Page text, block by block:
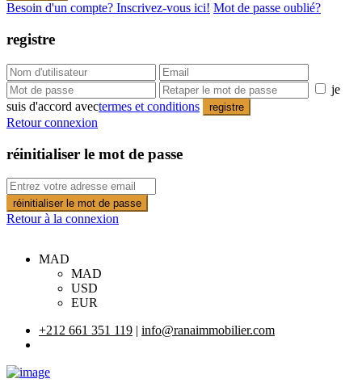
Besoin d'un compte? Inscrivez-vous ici! Mot de passe oublié?
registre
je
suis d'accord avectermes et conditions registre
Retour connexion
réinitialiser le mot de passe
réinitialiser le mot de passe
Retour à la connexion
MAD
MAD
USD
EUR
+212 661 351 119 | info@ranaimmobilier.com